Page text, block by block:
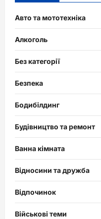
Авто та мототехніка
Алкоголь
Без категорії
Безпека
Бодибілдинг
Будівництво та ремонт
Ванна кімната
Відносини та дружба
Відпочинок
Військові теми